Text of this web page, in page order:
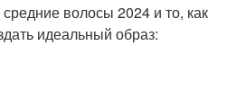
волосы 2024 и то, как
идеальный образ: